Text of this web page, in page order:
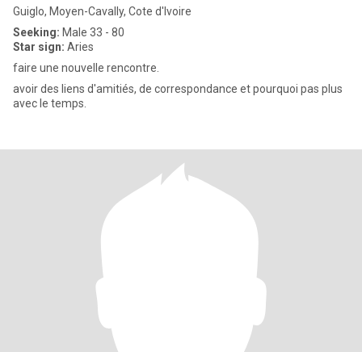
Guiglo, Moyen-Cavally, Cote d'Ivoire
Seeking: Male 33 - 80
Star sign: Aries
faire une nouvelle rencontre.
avoir des liens d'amitiés, de correspondance et pourquoi pas plus
avec le temps.